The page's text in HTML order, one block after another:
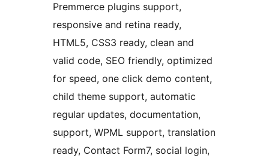
Premmerce plugins support,
responsive and retina ready,
HTML5, CSS3 ready, clean and
valid code, SEO friendly, optimized
for speed, one click demo content,
child theme support, automatic
regular updates, documentation,
support, WPML support, translation
ready, Contact Form7, social login,